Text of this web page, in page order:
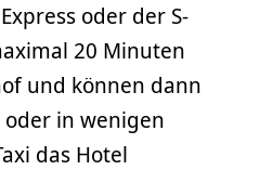
oder der S-
20 Minuten
und können dann
in wenigen
das Hotel